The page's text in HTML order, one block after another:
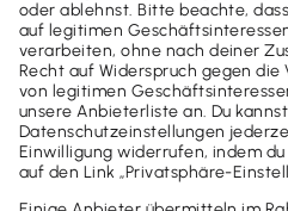
Fahrtenbuch ab?
Kostenlose Beratung